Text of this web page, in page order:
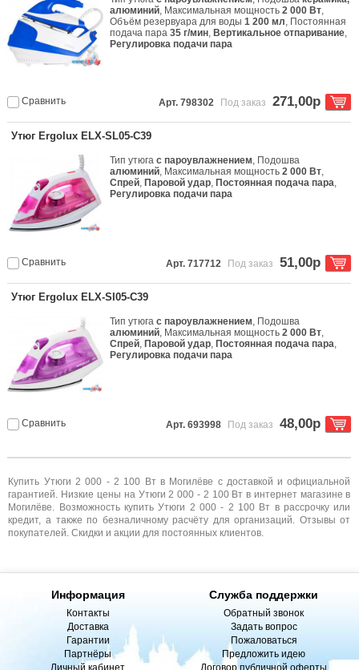
Купить Утюги 2 000 - 2 100 Вт в Могилёве с доставкой и официальной
гарантией. Низкие цены на Утюги 2 000 - 2 100 Вт в интернет магазине в
Могилёве. Возможность купить Утюги 2 000 - 2 100 Вт в рассрочку или
кредит, а также по безналичному расчёту для организаций. Отзывы от
покупателей. Скидки и акции для постоянных клиентов.
алюминий, Максимальная мощность2 000 Вт,
Объём резервуара для воды1 200 мл, Постоянная
подача пара35 г/мин, Вертикальное отпаривание,
Регулировка подачи пара
Сравнить Арт. 798302 Под заказ 271,00р
Утюг Ergolux ELX-SL05-C39
Тип утюгас пароувлажнением, Подошва
алюминий, Максимальная мощность2 000 Вт,
Спрей, Паровой удар, Постоянная подача пара,
Регулировка подачи пара
Сравнить Арт. 717712 Под заказ 51,00р
Утюг Ergolux ELX-SI05-C39
Тип утюгас пароувлажнением, Подошва
алюминий, Максимальная мощность2 000 Вт,
Спрей, Паровой удар, Постоянная подача пара,
Регулировка подачи пара
Сравнить Арт. 693998 Под заказ 48,00р
Информация
Контакты
Доставка
Гарантии
Партнёры
Личный кабинет
Служба поддержки
Обратный звонок
Задать вопрос
Пожаловаться
Предложить идею
Договор публичной оферты